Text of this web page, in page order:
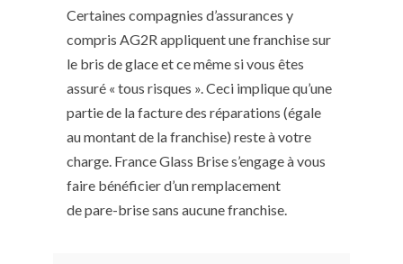
Certaines compagnies d’assurances y
compris AG2R appliquent une franchise sur
le bris de glace et ce même si vous êtes
assuré « tous risques ». Ceci implique qu’une
partie de la facture des réparations (égale
au montant de la franchise) reste à votre
charge. France Glass Brise s’engage à vous
faire bénéficier d’un remplacement
de pare-brise sans aucune franchise.